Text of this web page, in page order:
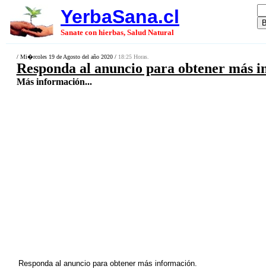
YerbaSana.cl
Sanate con hierbas, Salud Natural
/ Mi�rcoles 19 de Agosto del año 2020 / 18:25 Horas.
Responda al anuncio para obtener más
Más información...
Responda al anuncio para obtener más información.